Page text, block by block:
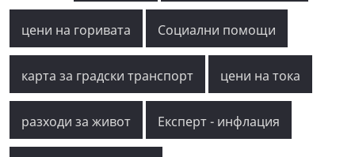
цени на горивата Социални помощи
карта за градски транспорт цени на тока
разходи за живот Експерт - инфлация